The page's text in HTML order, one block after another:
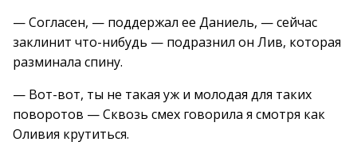
— Согласен, — поддержал ее Даниель, — сейчас
заклинит что-нибудь — подразнил он Лив, которая
разминала спину.
— Вот-вот, ты не такая уж и молодая для таких
поворотов — Сквозь смех говорила я смотря как
Оливия крутиться.